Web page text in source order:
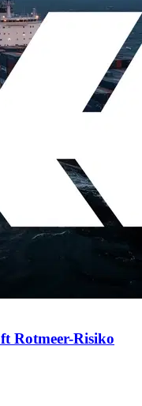
Rotmeer-Risiko